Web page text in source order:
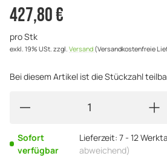
427,80 €
pro Stk
exkl. 19% USt. zzgl. Versand (Versandkostenfreie
Bei diesem Artikel ist die Stückzahl
Sofort
verfügbar
Lieferzeit: 7 - 12
abweichend)